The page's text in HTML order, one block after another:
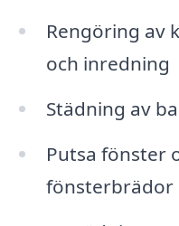
Rengöring av
och inredning
Städning av
Putsa fönster
fönsterbrädor